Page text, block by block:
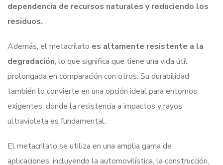
dependencia de recursos naturales y reduciendo los
residuos.
Además, el metacrilato es altamente resistente a la
degradación, lo que significa que tiene una vida útil
prolongada en comparación con otros. Su durabilidad
también lo convierte en una opción ideal para entornos
exigentes, donde la resistencia a impactos y rayos
ultravioleta es fundamental.
El metacrilato se utiliza en una amplia gama de
aplicaciones, incluyendo la automovilística, la construcción,